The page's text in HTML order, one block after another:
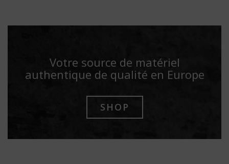
Votre source de matériel
authentique de qualité en Europe
SHOP